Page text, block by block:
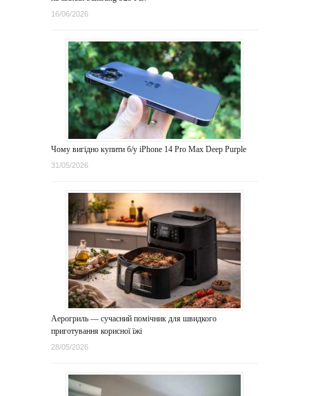
16/06/2026
Чому вигідно купити б/у iPhone 14 Pro Max Deep Purple
31/05/2026
Аерогриль — сучасний помічник для швидкого
приготування корисної їжі
28/05/2026